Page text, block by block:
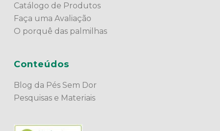
Catálogo de Produtos
Faça uma Avaliação
O porquê das palmilhas
Conteúdos
Blog da Pés Sem Dor
Pesquisas e Materiais